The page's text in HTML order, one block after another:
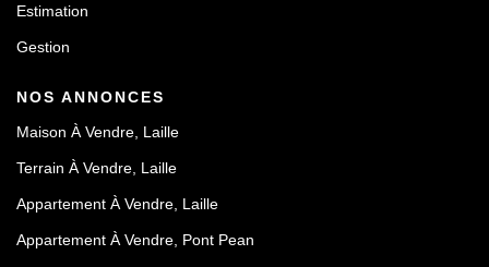
Estimation
Gestion
NOS ANNONCES
Maison À Vendre, Laille
Terrain À Vendre, Laille
Appartement À Vendre, Laille
Appartement À Vendre, Pont Pean